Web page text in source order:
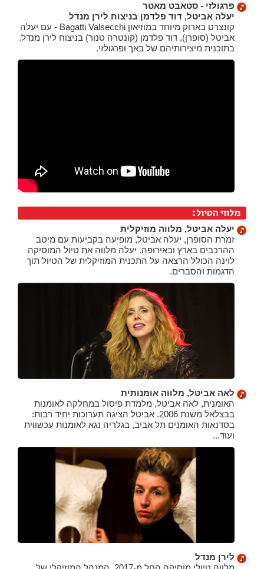
פרגולזי - סטאבט מאטר
יעלה אביטל, דוד פלדמן בניצוח לירן מנדל
קונצרט בארוק מיוחד במוזיאון Bagatti Valsecchi - עם יעלה
אביטל (סופרן), דוד פלדמן (קונטרה טנור) בניצוח לירן מנדל.
בתוכנית מיצירותיהם של באך ופרגולזי.
מלווי הטיול:
יעלה אביטל, מלווה מוזיקלית
זמרת הסופרן, יעלה אביטל, מופיעה בקביעות עם מיטב
ההרכבים בארץ ובאירופה. יעלה מלווה את טיול המוסיקה
לוינה הכולל הרצאה על התכנית המוזיקלית של הטיול תוך
הדגמות והסברים.
לאה אביטל, מלווה אומנותית
האומנית, לאה אביטל, מלמדת פיסול במחלקה לאומנות
בבצלאל משנת 2006. אביטל הציגה תערוכות יחיד רבות:
בסדנאות האומנים תל אביב, בגלריה נגא לאומנות עכשווית
ועוד...
לירן מנדל